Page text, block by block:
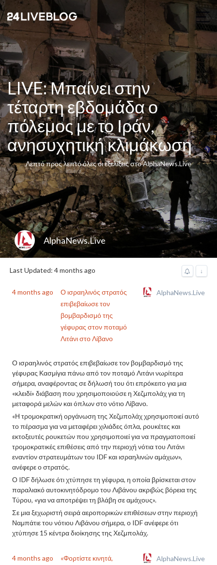
LIVE: Μπαίνει στην
τέταρτη εβδομάδα ο
πόλεμος με το Ιράν,
ανησυχητική κλιμάκωση
Λεπτό προς λεπτό όλες οι εξελίξεις στο AlphaNews.Live
AlphaNews.Live
Last Updated: 4 months ago ↓
4 months ago
Ο ισραηλινός στρατός
επιβεβαίωσε τον
βομβαρδισμό της
γέφυρας στον ποταμό
Λιτάνι στο Λίβανο
AlphaNews.Live
Ο ισραηλινός στρατός επιβεβαίωσε τον βομβαρδισμό της
γέφυρας Κασμίγια πάνω από τον ποταμό Λιτάνι νωρίτερα
σήμερα, αναφέροντας σε δήλωσή του ότι επρόκειτο για μια
«κλειδί» διάβαση που χρησιμοποιούσε η Χεζμπολάχ για τη
μεταφορά μελών και όπλων στο νότιο Λίβανο.
«Η τρομοκρατική οργάνωση της Χεζμπολάχ χρησιμοποιεί αυτό
το πέρασμα για να μεταφέρει χιλιάδες όπλα, ρουκέτες και
εκτοξευτές ρουκετών που χρησιμοποιεί για να πραγματοποιεί
τρομοκρατικές επιθέσεις από την περιοχή νότια του Λιτάνι
εναντίον στρατευμάτων του IDF και ισραηλινών αμάχων»,
ανέφερε ο στρατός.
Ο IDF δήλωσε ότι χτύπησε τη γέφυρα, η οποία βρίσκεται στον
παραλιακό αυτοκινητόδρομο του Λιβάνου ακριβώς βόρεια της
Τύρου, «για να αποτρέψει τη βλάβη σε αμάχους».
Σε μια ξεχωριστή σειρά αεροπορικών επιθέσεων στην περιοχή
Ναμπάτιε του νότιου Λιβάνου σήμερα, ο IDF ανέφερε ότι
χτύπησε 15 κέντρα διοίκησης της Χεζμπολάχ.
4 months ago
«Φορτίστε κινητά,
AlphaNews.Live